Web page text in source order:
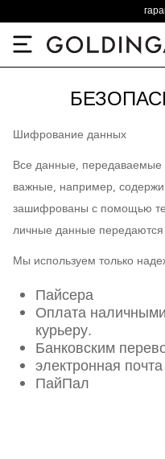
Шифрование данных
Все данные, передаваемые
важные, например,
зашифрованы с помощью
личные данные
Мы используем только
Пайсера
Оплата
курьеру.
Банковским
электронная
ПайПал